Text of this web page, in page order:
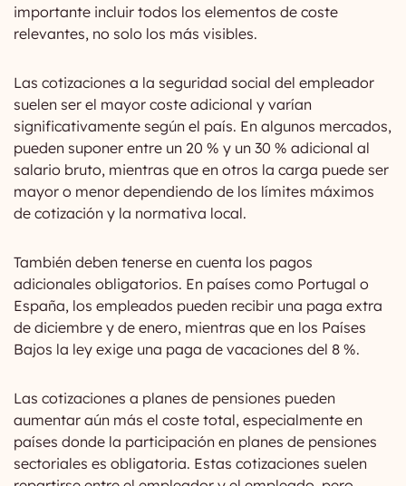
importante incluir todos los elementos de coste
relevantes, no solo los más visibles.
Las cotizaciones a la seguridad social del empleador
suelen ser el mayor coste adicional y varían
significativamente según el país. En algunos mercados,
pueden suponer entre un 20 % y un 30 % adicional al
salario bruto, mientras que en otros la carga puede ser
mayor o menor dependiendo de los límites máximos
de cotización y la normativa local.
También deben tenerse en cuenta los pagos
adicionales obligatorios. En países como Portugal o
España, los empleados pueden recibir una paga extra
de diciembre y de enero, mientras que en los Países
Bajos la ley exige una paga de vacaciones del 8 %.
Las cotizaciones a planes de pensiones pueden
aumentar aún más el coste total, especialmente en
países donde la participación en planes de pensiones
sectoriales es obligatoria. Estas cotizaciones suelen